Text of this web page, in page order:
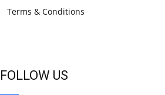
Terms & Conditions
FOLLOW US